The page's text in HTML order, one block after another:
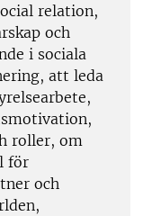
relation,
och
i sociala
att leda
roller, om
för
och